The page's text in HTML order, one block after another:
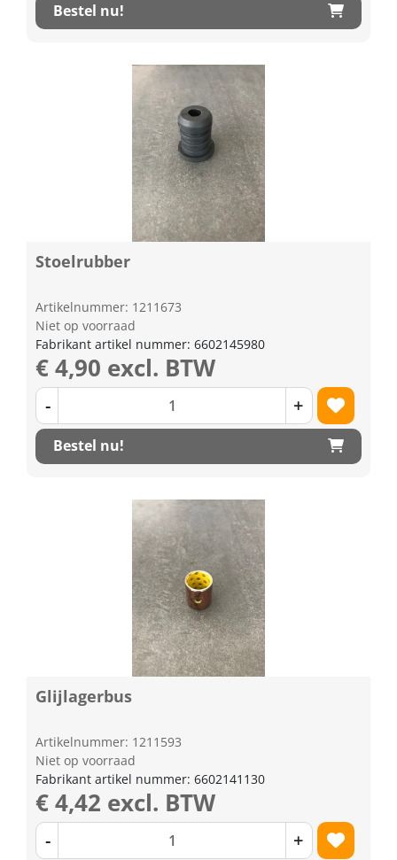
Bestel nu!
Stoelrubber
Artikelnummer: 1211673
Niet op voorraad
Fabrikant artikel nummer: 6602145980
€ 4,90 excl. BTW
- +
Bestel nu!
Glijlagerbus
Artikelnummer: 1211593
Niet op voorraad
Fabrikant artikel nummer: 6602141130
€ 4,42 excl. BTW
- +